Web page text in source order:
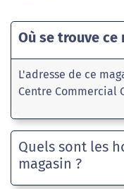
Où se trouve ce
L'adresse de ce
Centre Commercial
Quels sont les
magasin ?